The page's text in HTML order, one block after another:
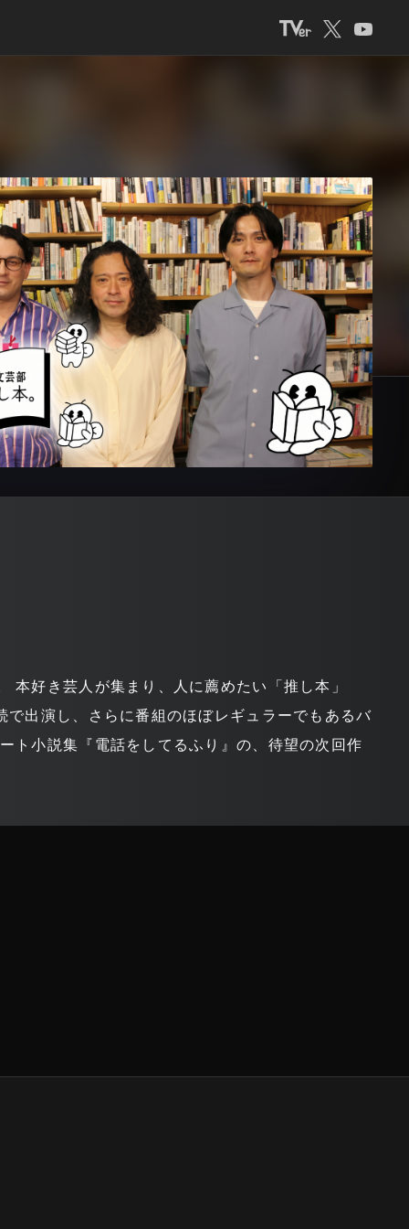
本好き芸人が集まり、人に薦めたい「推し本」
出演し、さらに番組のほぼレギュラーでもあるバ
ト小説集『電話をしてるふり』の、待望の次回作